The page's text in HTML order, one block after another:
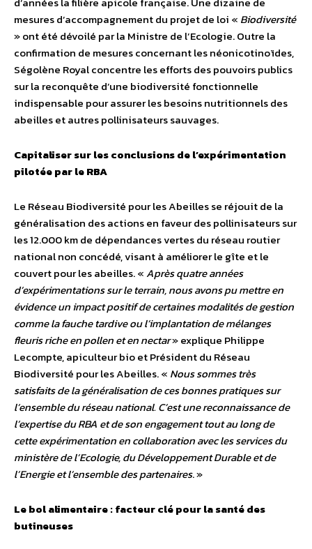
mesures d’accompagnement du projet de loi « Biodiversité
» ont été dévoilé par la Ministre de l’Ecologie. Outre la
confirmation de mesures concernant les néonicotinoïdes,
Ségolène Royal concentre les efforts des pouvoirs publics
sur la reconquête d’une biodiversité fonctionnelle
indispensable pour assurer les besoins nutritionnels des
abeilles et autres pollinisateurs sauvages.
Capitaliser sur les conclusions de l’expérimentation
pilotée par le RBA
Le Réseau Biodiversité pour les Abeilles se réjouit de la
généralisation des actions en faveur des pollinisateurs sur
les 12.000 km de dépendances vertes du réseau routier
national non concédé, visant à améliorer le gîte et le
couvert pour les abeilles. « Après quatre années
d’expérimentations sur le terrain, nous avons pu mettre en
évidence un impact positif de certaines modalités de gestion
comme la fauche tardive ou l’implantation de mélanges
fleuris riche en pollen et en nectar» explique Philippe
Lecompte, apiculteur bio et Président du Réseau
Biodiversité pour les Abeilles. « Nous sommes très
satisfaits de la généralisation de ces bonnes pratiques sur
l’ensemble du réseau national. C’est une reconnaissance de
l’expertise du RBA et de son engagement tout au long de
cette expérimentation en collaboration avec les services du
ministère de l’Ecologie, du Développement Durable et de
l’Energie et l’ensemble des partenaires. »
Le bol alimentaire : facteur clé pour la santé des
butineuses